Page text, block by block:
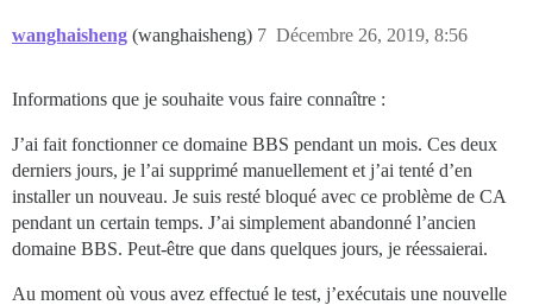
wanghaisheng (wanghaisheng) Décembre 26, 2019, 8:56
7
Informations que je souhaite vous faire connaître :
J’ai fait fonctionner ce domaine BBS pendant un mois. Ces deux
derniers jours, je l’ai supprimé manuellement et j’ai tenté d’en
installer un nouveau. Je suis resté bloqué avec ce problème de CA
pendant un certain temps. J’ai simplement abandonné l’ancien
domaine BBS. Peut-être que dans quelques jours, je réessaierai.
Au moment où vous avez effectué le test, j’exécutais une nouvelle